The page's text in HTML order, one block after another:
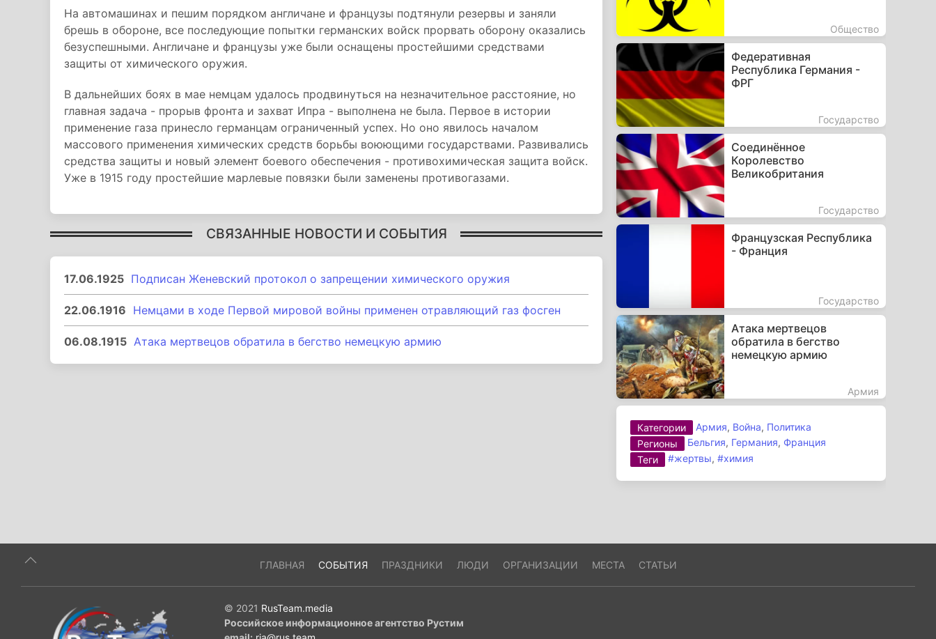
На автомашинах и пешим порядком англичане и французы подтянули резервы и заняли
брешь в обороне, все последующие попытки германских войск прорвать оборону оказались
безуспешными. Англичане и французы уже были оснащены простейшими средствами
защиты от химического оружия.
В дальнейших боях в мае немцам удалось продвинуться на незначительное расстояние, но
главная задача - прорыв фронта и захват Ипра - выполнена не была. Первое в истории
применение газа принесло германцам ограниченный успех. Но оно явилось началом
массового применения химических средств борьбы воюющими государствами. Развивались
средства защиты и новый элемент боевого обеспечения - противохимическая защита войск.
Уже в 1915 году простейшие марлевые повязки были заменены противогазами.
СВЯЗАННЫЕ НОВОСТИ И СОБЫТИЯ
17.06.1925 Подписан Женевский протокол о запрещении химического оружия
22.06.1916 Немцами в ходе Первой мировой войны применен отравляющий газ фосген
06.08.1915 Атака мертвецов обратила в бегство немецкую армию
Общество
Федеративная
Республика Германия -
ФРГ
Государство
Соединённое
Королевство
Великобритания
Государство
Французская Республика
- Франция
Государство
Атака мертвецов
обратила в бегство
немецкую армию
Армия
Категории Армия, Война, Политика
Регионы
Бельгия, Германия, Франция
Теги
#жертвы,#химия
ГЛАВНАЯ СОБЫТИЯ ПРАЗДНИКИ ЛЮДИ ОРГАНИЗАЦИИ МЕСТА СТАТЬИ
© 2021 RusTeam.media
Российское информационное агентство Рустим